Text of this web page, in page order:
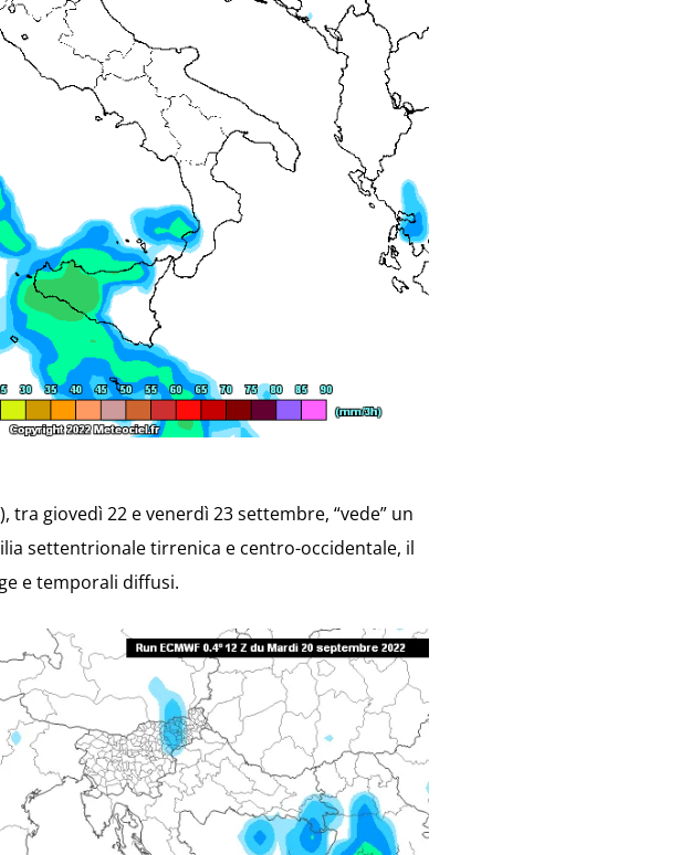
giovedì 22 e venerdì 23 settembre, “vede” un
settentrionale tirrenica e centro-occidentale, il
e temporali diffusi.